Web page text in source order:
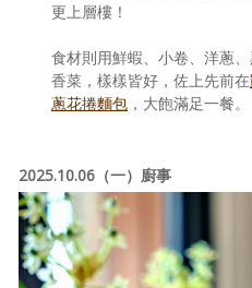
更上層樓！
食材則用鮮蝦、小卷、洋蔥
香菜，樣樣皆好，佐上先前在
蔥花捲麵包 ，大飽滿足一餐。
2025.10.06（一）廚事